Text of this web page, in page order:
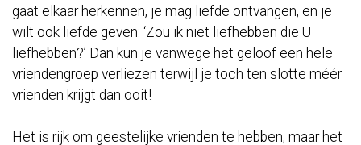
gaat elkaar herkennen, je mag liefde ontvangen, en je
wilt ook liefde geven: ‘Zou ik niet liefhebben die U
liefhebben?’ Dan kun je vanwege het geloof een hele
vriendengroep verliezen terwijl je toch ten slotte méér
vrienden krijgt dan ooit!
Het is rijk om geestelijke vrienden te hebben, maar het